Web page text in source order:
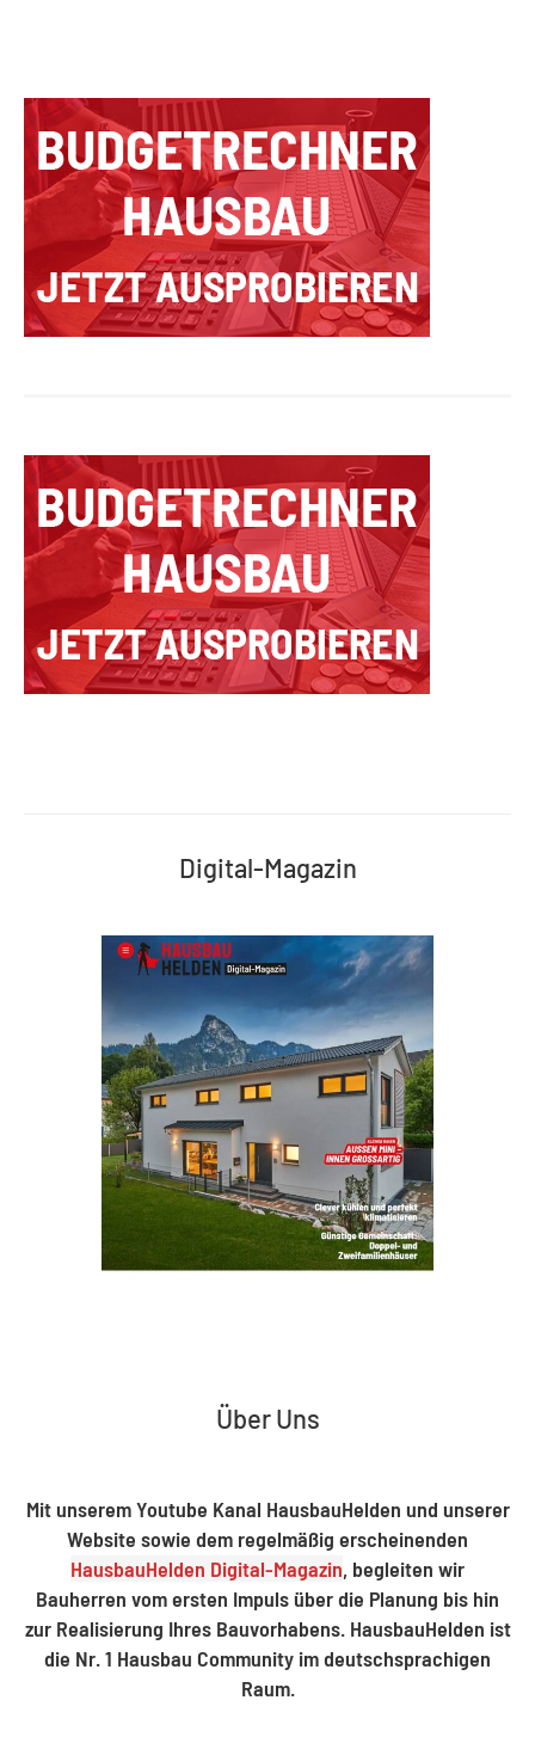
Digital-Magazin
Über Uns
Mit unserem Youtube Kanal HausbauHelden und unserer
Website sowie dem regelmäßig erscheinenden
HausbauHelden Digital-Magazin, begleiten wir
Bauherren vom ersten Impuls über die Planung bis hin
zur Realisierung Ihres Bauvorhabens. HausbauHelden ist
die Nr. 1 Hausbau Community im deutschsprachigen
Raum.